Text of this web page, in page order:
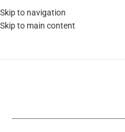
Skip to navigation
Skip to main content